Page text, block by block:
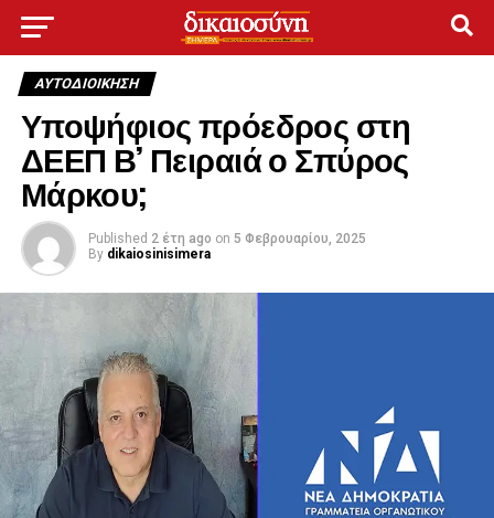
ΑΥΤΟΔΙΟΊΚΗΣΗ
Υποψήφιος πρόεδρος στη
ΔΕΕΠ Β’ Πειραιά ο Σπύρος
Μάρκου;
Published 2 έτη ago on 5 Φεβρουαρίου, 2025
By dikaiosinisimera